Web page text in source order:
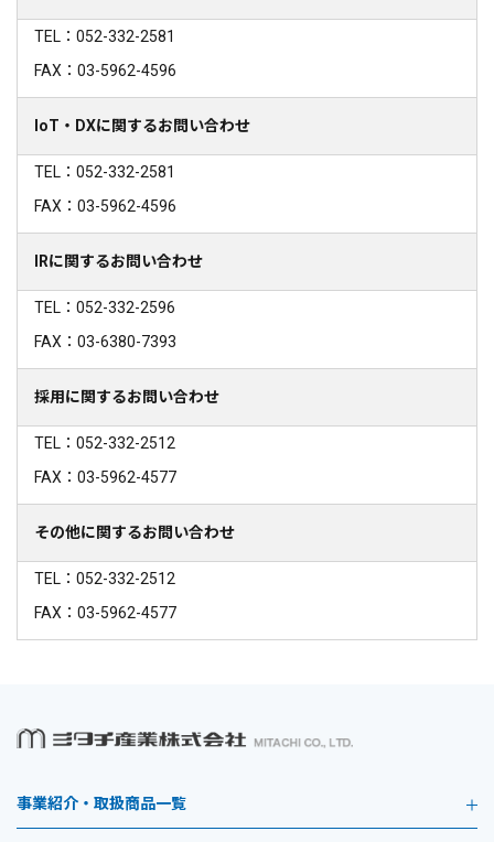
TEL：052-332-2581
FAX：03-5962-4596
IoT・DXに関するお問い合わせ
TEL：052-332-2581
FAX：03-5962-4596
IRに関するお問い合わせ
TEL：052-332-2596
FAX：03-6380-7393
採用に関するお問い合わせ
TEL：052-332-2512
FAX：03-5962-4577
その他に関するお問い合わせ
TEL：052-332-2512
FAX：03-5962-4577
事業紹介・取扱商品一覧